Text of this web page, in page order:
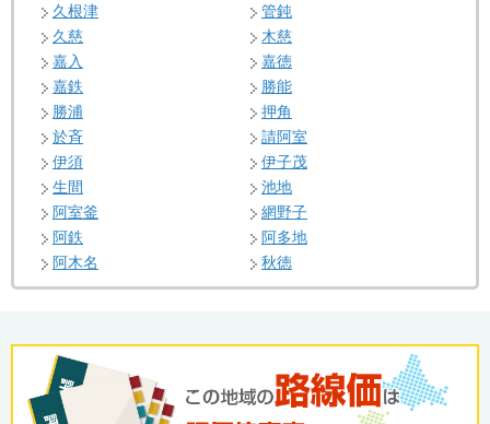
久根津
管鈍
久慈
木慈
嘉入
嘉徳
嘉鉄
勝能
勝浦
押角
於斉
請阿室
伊須
伊子茂
生間
池地
阿室釜
網野子
阿鉄
阿多地
阿木名
秋徳